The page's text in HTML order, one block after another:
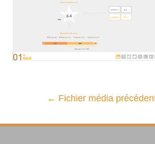
← Fichier média